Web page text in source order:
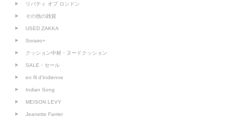
リバティ オブ ロンドン
その他の雑貨
USED ZAKKA
Sorairo+
クッション中材・ヌードクッション
SALE・セール
en fil d'Indienne
Indian Song
MEISON LEVY
Jeanette Farrier